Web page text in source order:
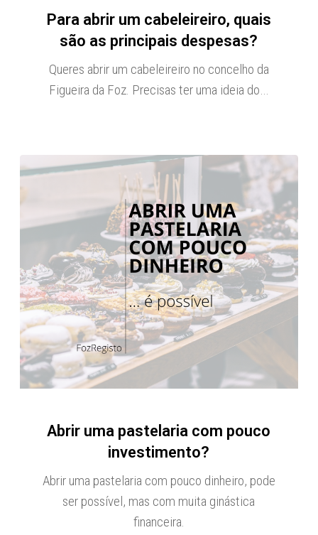
Para abrir um cabeleireiro, quais
são as principais despesas?
Queres abrir um cabeleireiro no concelho da
Figueira da Foz. Precisas ter uma ideia do…
Abrir uma pastelaria com pouco
investimento?
Abrir uma pastelaria com pouco dinheiro, pode
ser possível, mas com muita ginástica
financeira.